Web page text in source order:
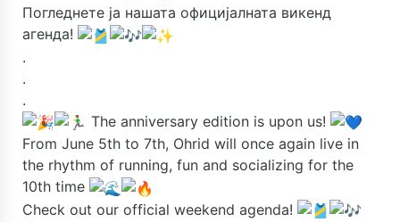
Погледнете ја нашата официјалната викенд
агенда!
.
.
.
The anniversary edition is upon us!
From June 5th to 7th, Ohrid will once again live in
the rhythm of running, fun and socializing for the
10th time
Check out our official weekend agenda!